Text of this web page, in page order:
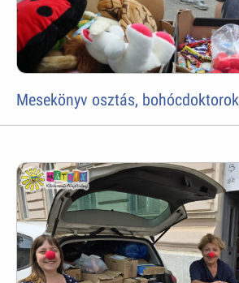
Mesekönyv osztás, bohócdoktorok